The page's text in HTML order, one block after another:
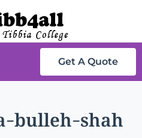
Get A Quote
bulleh-shah